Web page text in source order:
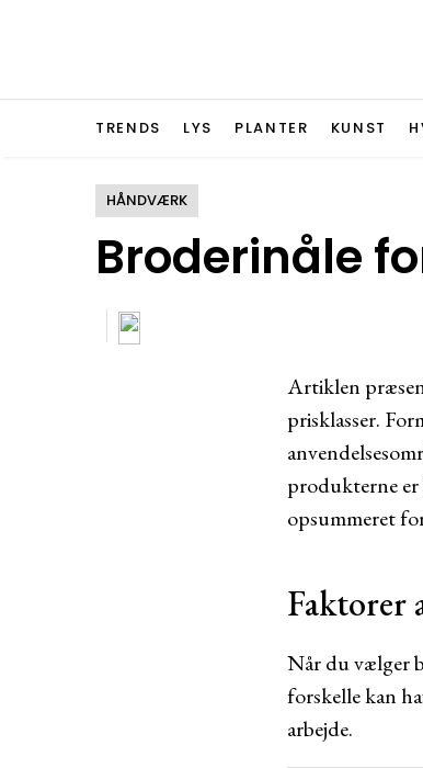
TRENDS LYS PLANTER KUNST
Broderinåle
HÅNDVÆRK
Artiklen
prisklasser.
produkterne
opsummeret
Faktorer
Når du vælger
forskelle kan
arbejde.